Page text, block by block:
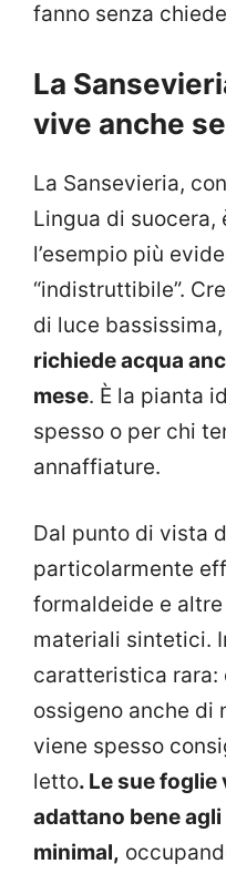
fanno senza
La
vive anche
La Sansevieria,
Lingua di suocera,
l’esempio più
“indistruttibile”.
di luce
richiede acqua
mese. È la pianta
spesso o per chi
annaffiature.
Dal punto di vista
particolarmente
formaldeide e
materiali sintetici.
caratteristica rara:
ossigeno anche di
viene spesso
letto. Le sue
adattano bene
minimal,